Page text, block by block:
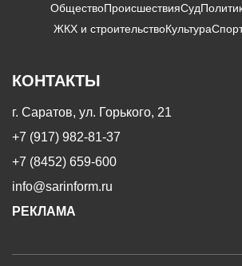
ОбществоПроисшествияСуд
ЖКХ и строительствоКультура
КОНТАКТЫ
г. Саратов, ул. Горького, 21
+7 (917) 982-81-37
+7 (8452) 659-600
info@sarinform.ru
РЕКЛАМА